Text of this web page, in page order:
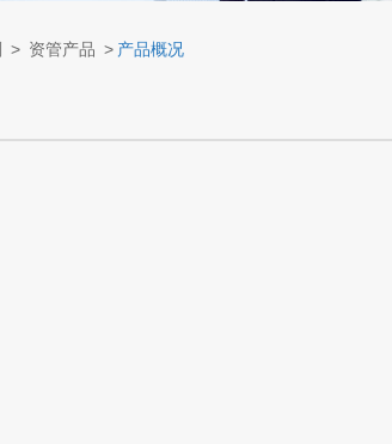
> 资管产品 > 产品概况